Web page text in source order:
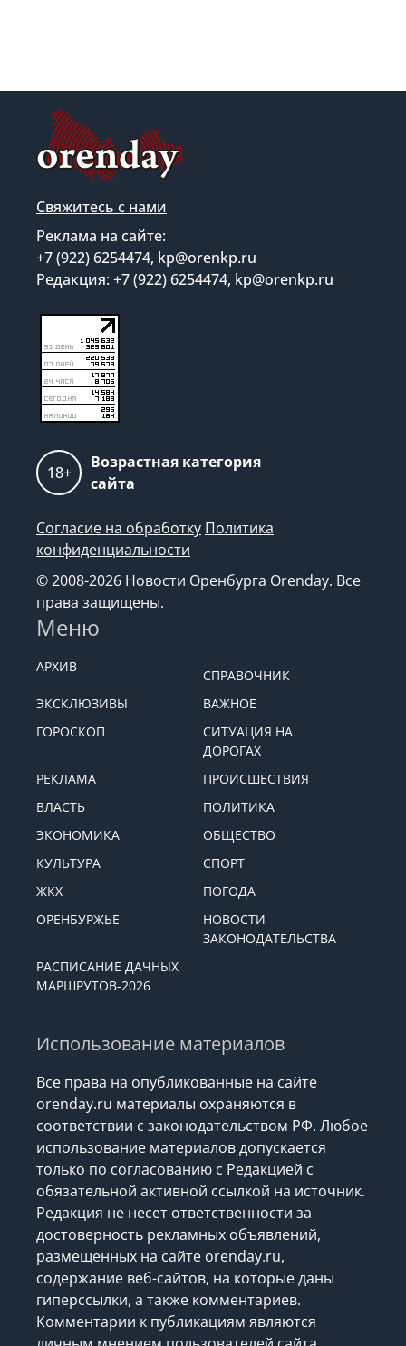
Свяжитесь с нами
Реклама на сайте:
+7 (922) 6254474, kp@orenkp.ru
Редакция: +7 (922) 6254474, kp@orenkp.ru
18+
Возрастная категория
сайта
Согласие на обработку Политика
конфиденциальности
© 2008-2026 Новости Оренбурга Orenday. Все
права защищены.
Меню
АРХИВ
СПРАВОЧНИК
ЭКСКЛЮЗИВЫ
ВАЖНОЕ
ГОРОСКОП
СИТУАЦИЯ НА
ДОРОГАХ
РЕКЛАМА
ПРОИСШЕСТВИЯ
ВЛАСТЬ
ПОЛИТИКА
ЭКОНОМИКА
ОБЩЕСТВО
КУЛЬТУРА
СПОРТ
ЖКХ
ПОГОДА
ОРЕНБУРЖЬЕ
НОВОСТИ
ЗАКОНОДАТЕЛЬСТВА
РАСПИСАНИЕ ДАЧНЫХ
МАРШРУТОВ-2026
Использование материалов
Все права на опубликованные на сайте
orenday.ru материалы охраняются в
соответствии с законодательством РФ. Любое
использование материалов допускается
только по согласованию с Редакцией с
обязательной активной ссылкой на источник.
Редакция не несет ответственности за
достоверность рекламных объявлений,
размещенных на сайте orenday.ru,
содержание веб-сайтов, на которые даны
гиперссылки, а также комментариев.
Комментарии к публикациям являются